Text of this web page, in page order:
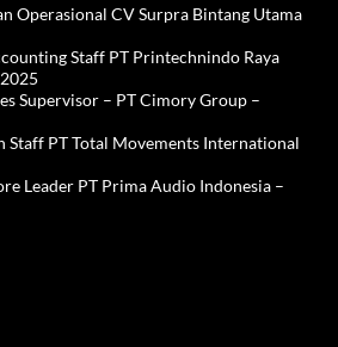
Operasional CV Surpra Bintang Utama
Staff PT Printechnindo Raya
Supervisor – PT Cimory Group –
Staff PT Total Movements International
Leader PT Prima Audio Indonesia –